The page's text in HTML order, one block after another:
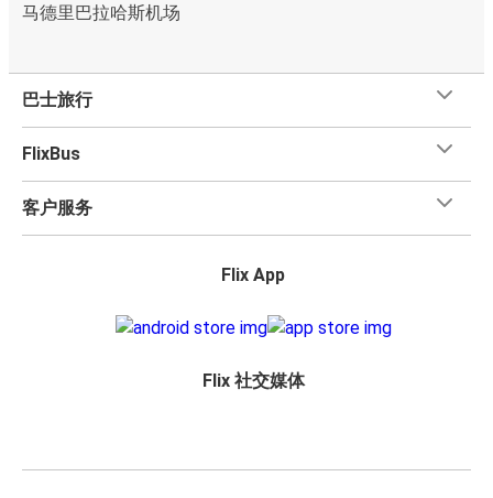
马德里巴拉哈斯机场
巴士旅行
FlixBus
客户服务
Flix App
Flix 社交媒体